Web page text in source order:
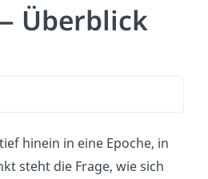
Überblick
hinein in eine Epoche, in
steht die Frage, wie sich